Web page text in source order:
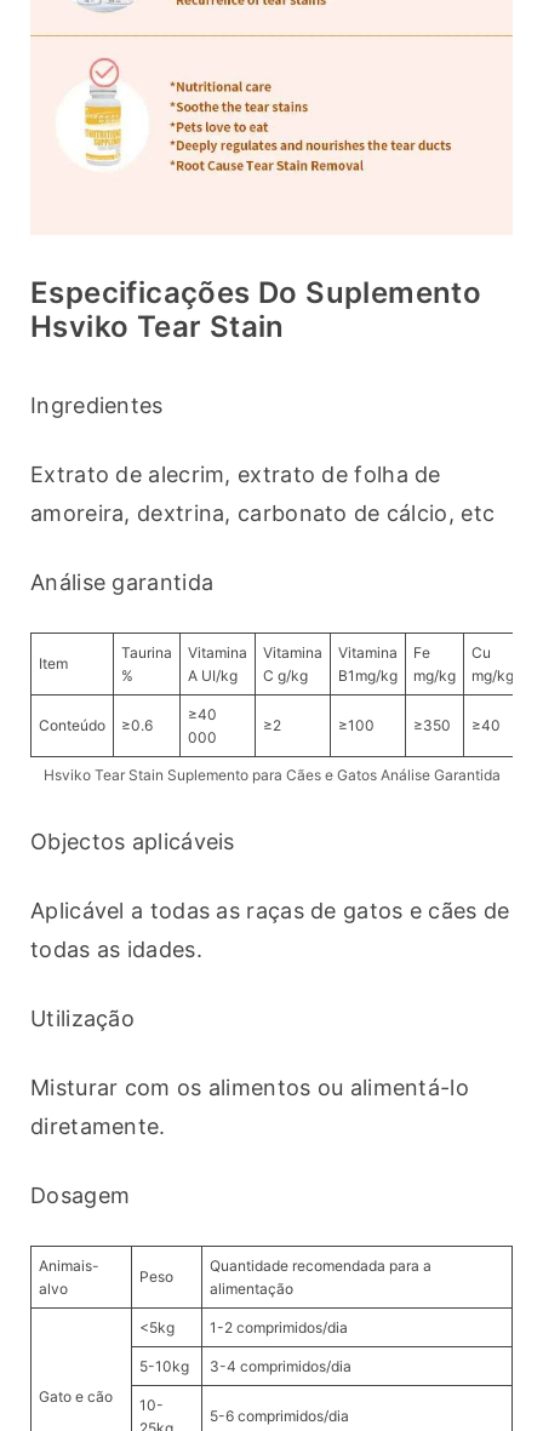
Especificações Do Suplemento
Hsviko Tear Stain
Ingredientes
Extrato de alecrim, extrato de folha de
amoreira, dextrina, carbonato de cálcio, etc
Análise garantida
Item
Taurina
%
Vitamina
A UI/kg
Vitamina
C g/kg
Vitamina
B1mg/kg
Fe
mg/kg
Cu
mg/kg
Conteúdo ≥0.6
≥40
000
≥2 ≥100 ≥350 ≥40
Hsviko Tear Stain Suplemento para Cães e Gatos Análise Garantida
Objectos aplicáveis
Aplicável a todas as raças de gatos e cães de
todas as idades.
Utilização
Misturar com os alimentos ou alimentá-lo
diretamente.
Dosagem
Animais-
alvo
Peso
Quantidade recomendada para a
alimentação
Gato e cão
<5kg 1-2 comprimidos/dia
5-10kg 3-4 comprimidos/dia
10-
5-6 comprimidos/dia